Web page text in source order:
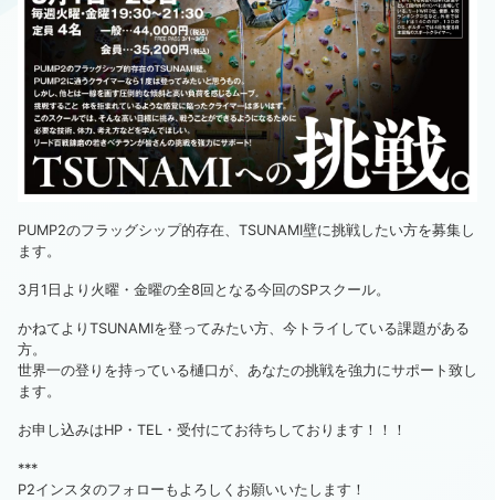
PUMP2のフラッグシップ的存在、TSUNAMI壁に挑戦したい方を募集し
ます。
3月1日より火曜・金曜の全8回となる今回のSPスクール。
かねてよりTSUNAMIを登ってみたい方、今トライしている課題がある
方。
世界一の登りを持っている樋口が、あなたの挑戦を強力にサポート致し
ます。
お申し込みはHP・TEL・受付にてお待ちしております！！！
***
P2インスタのフォローもよろしくお願いいたします！